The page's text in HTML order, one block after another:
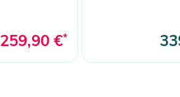
259,90 €*